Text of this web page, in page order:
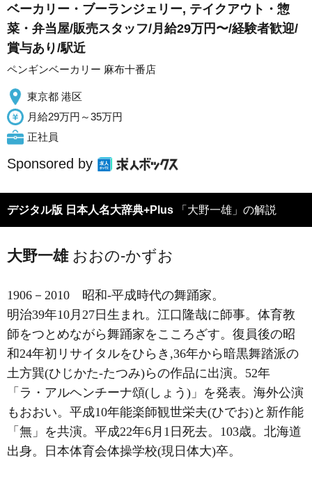
ベーカリー・ブーランジェリー, テイクアウト・惣
菜・弁当屋/販売スタッフ/月給29万円〜/経験者歓迎/
賞与あり/駅近
ペンギンベーカリー 麻布十番店
東京都 港区
月給29万円～35万円
正社員
Sponsored by
デジタル版 日本人名大辞典+Plus 「大野一雄」の解説
大野一雄 おおの-かずお
1906－2010 昭和-平成時代の舞踊家。
明治39年10月27日生まれ。江口隆哉に師事。体育教
師をつとめながら舞踊家をこころざす。復員後の昭
和24年初リサイタルをひらき,36年から暗黒舞踏派の
土方巽(ひじかた-たつみ)らの作品に出演。52年
「ラ・アルヘンチーナ頌(しょう)」を発表。海外公演
もおおい。平成10年能楽師観世栄夫(ひでお)と新作能
「無」を共演。平成22年6月1日死去。103歳。北海道
出身。日本体育会体操学校(現日体大)卒。